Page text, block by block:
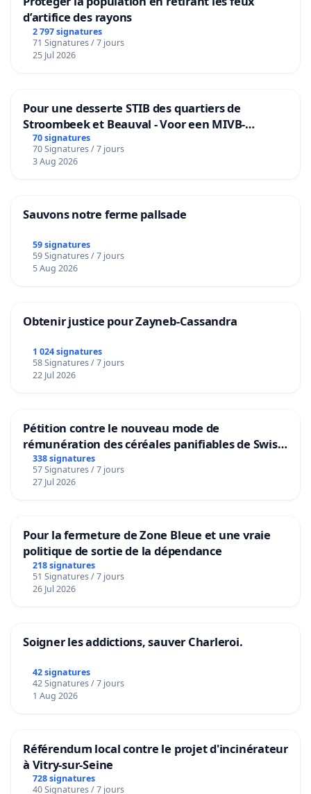
d’artifice des rayons
2 797 signatures
71 Signatures / 7 jours
25 Jul 2026
Pour une desserte STIB des quartiers de
Stroombeek et Beauval - Voor een MIVB-
bediening van de wijken Strombeek en Het
Voor
70 signatures
70 Signatures / 7 jours
3 Aug 2026
Sauvons notre ferme pallsade
59 signatures
59 Signatures / 7 jours
5 Aug 2026
Obtenir justice pour Zayneb-Cassandra
1 024 signatures
58 Signatures / 7 jours
22 Jul 2026
Pétition contre le nouveau mode de
rémunération des céréales panifiables de Swiss
granum basé sur la teneur en protéines
338 signatures
57 Signatures / 7 jours
27 Jul 2026
Pour la fermeture de Zone Bleue et une vraie
politique de sortie de la dépendance
218 signatures
51 Signatures / 7 jours
26 Jul 2026
Soigner les addictions, sauver Charleroi.
42 signatures
42 Signatures / 7 jours
1 Aug 2026
Référendum local contre le projet d'incinérateur
à Vitry-sur-Seine
728 signatures
40 Signatures / 7 jours